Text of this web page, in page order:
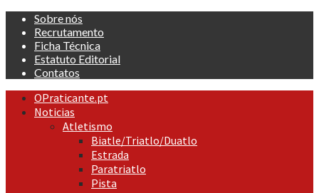
Skip
content
Sobre nós
Recrutamento
Ficha Técnica
Estatuto Editorial
Contatos
Primary
Menu
OPraticante.pt
Noticias
Atletismo
Biatle/Triatlo/Duatlo
Estrada
Paratriatlo
Pista